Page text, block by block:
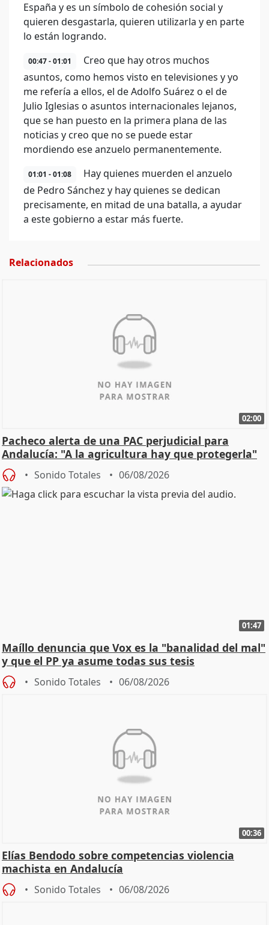
España y es un símbolo de cohesión social y
quieren desgastarla, quieren utilizarla y en parte
lo están logrando.
00:47 - 01:01
Creo que hay otros muchos
asuntos, como hemos visto en televisiones y yo
me refería a ellos, el de Adolfo Suárez o el de
Julio Iglesias o asuntos internacionales lejanos,
que se han puesto en la primera plana de las
noticias y creo que no se puede estar
mordiendo ese anzuelo permanentemente.
01:01 - 01:08
Hay quienes muerden el anzuelo
de Pedro Sánchez y hay quienes se dedican
precisamente, en mitad de una batalla, a ayudar
a este gobierno a estar más fuerte.
Relacionados
02:00
Pacheco alerta de una PAC perjudicial para
Andalucía: "A la agricultura hay que protegerla"
Sonido Totales 06/08/2026
01:47
Maíllo denuncia que Vox es la "banalidad del mal"
y que el PP ya asume todas sus tesis
Sonido Totales 06/08/2026
00:36
Elías Bendodo sobre competencias violencia
machista en Andalucía
Sonido Totales 06/08/2026